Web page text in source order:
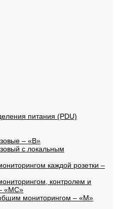
питания (PDU)
– «В»
с локальным
каждой розетки –
контролем и
«МС»
мониторингом – «М»